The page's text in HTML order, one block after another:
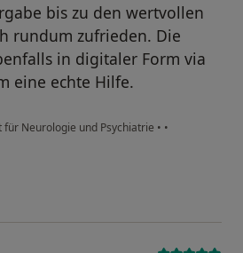
bis zu den wertvollen
rundum zufrieden. Die
in digitaler Form via
eine echte Hilfe.
für Neurologie und Psychiatrie • •